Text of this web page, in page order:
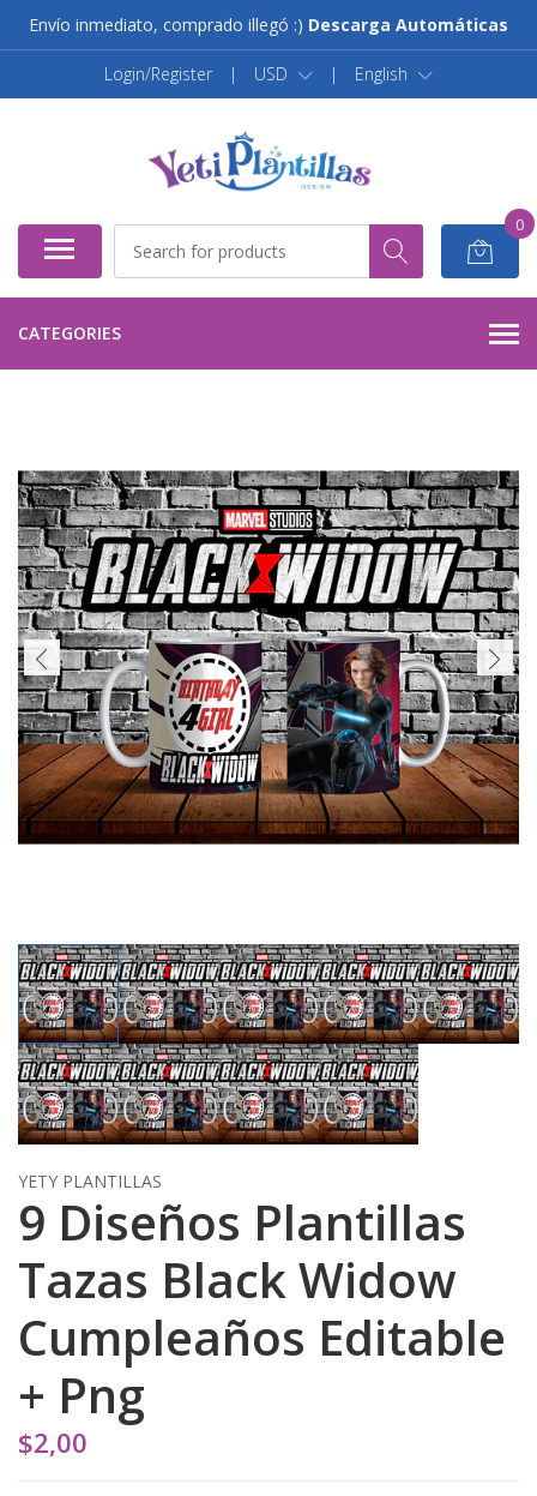
Envío inmediato, comprado illegó :) Descarga Automáticas
Login/Register | USD | English
0
CATEGORIES
YETY PLANTILLAS
9 Diseños Plantillas
Tazas Black Widow
Cumpleaños Editable
+ Png
$2,00